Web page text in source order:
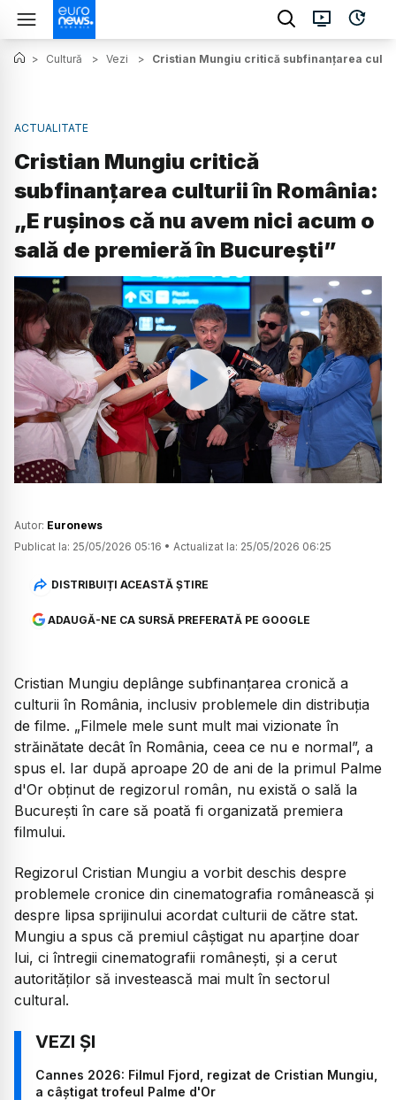
> Cultură > Vezi > Cristian Mungiu critică subfinanțarea
ACTUALITATE
Cristian Mungiu critică
subfinanțarea culturii în România:
„E rușinos că nu avem nici acum o
sală de premieră în București”
Watch
Autor: Euronews
Publicat la: 25/05/2026 05:16 • Actualizat la: 25/05/2026 06:25
DISTRIBUIȚI ACEASTĂ ȘTIRE
ADAUGĂ-NE CA SURSĂ PREFERATĂ PE GOOGLE
Cristian Mungiu deplânge subfinanțarea cronică a
culturii în România, inclusiv problemele din distribuția
de filme. „Filmele mele sunt mult mai vizionate în
străinătate decât în România, ceea ce nu e normal”, a
spus el. Iar după aproape 20 de ani de la primul Palme
d'Or obținut de regizorul român, nu există o sală la
București în care să poată fi organizată premiera
filmului.
Regizorul Cristian Mungiu a vorbit deschis despre
problemele cronice din cinematografia românească și
despre lipsa sprijinului acordat culturii de către stat.
Mungiu a spus că premiul câștigat nu aparține doar
lui, ci întregii cinematografii românești, și a cerut
autorităților să investească mai mult în sectorul
cultural.
Cannes 2026: Filmul Fjord, regizat de Cristian Mungiu,
a câștigat trofeul Palme d'Or